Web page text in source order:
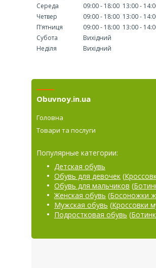
Середа
09:00 18:00 13:00
Четвер
09:00 18:00 13:00
Пʼятниця
09:00 18:00 13:00
Субота
Вихідний
Неділя
Вихідний
Obuvnoy.in.ua
Головна
Товари та послуги
Популярные категории:
Детская обувь
Обувь для девочек (
Обувь для мальчиков (
Женская обувь (Босоножки
Мужская обувь (Кроссовки
Подростковая обувь (